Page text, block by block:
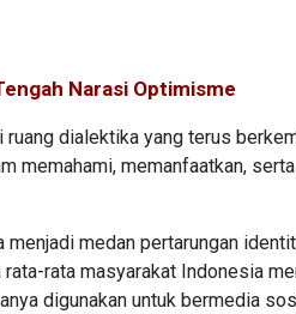
Narasi Optimisme
dialektika yang terus
memahami, memanfaatkan,
medan pertarungan
rata masyarakat Indonesia
digunakan untuk bermedia